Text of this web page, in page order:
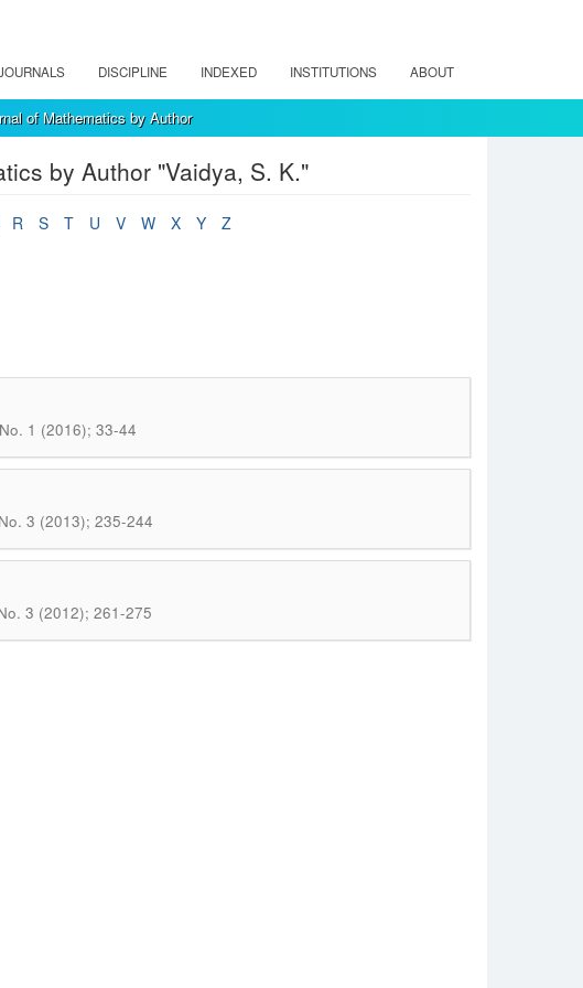
DISCIPLINE INDEXED INSTITUTIONS ABOUT
of Mathematics by Author
by Author "Vaidya, S. K."
R S T U V W X Y
Z
1 (2016); 33-44
3 (2013); 235-244
3 (2012); 261-275